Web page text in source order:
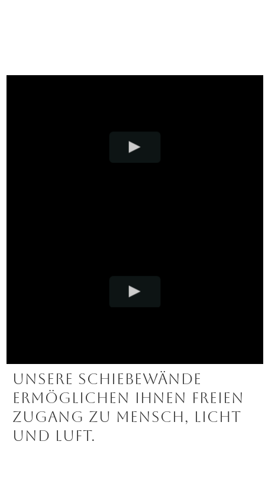
Unsere Schiebewände
ermöglichen Ihnen freien
Zugang zu Mensch, Licht
und Luft.